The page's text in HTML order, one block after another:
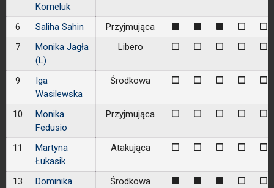
Korneluk
6 Saliha Sahin Przyjmująca 0 0
7
Monika Jagła
(L)
Libero 0 0 0 0 0
9
Iga
Wasilewska
Środkowa 0 0 0 0 0
10
Monika
Fedusio
Przyjmująca 0 0 0 0 0
11
Martyna
Łukasik
Atakująca 0 0 0 0 0
13
Dominika
Środkowa 0 0